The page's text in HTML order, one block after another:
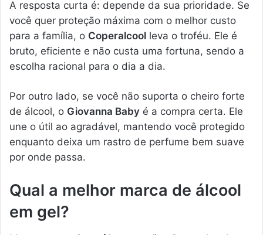
A resposta curta é: depende da sua prioridade. Se
você quer proteção máxima com o melhor custo
para a família, o Coperalcool leva o troféu. Ele é
bruto, eficiente e não custa uma fortuna, sendo a
escolha racional para o dia a dia.
Por outro lado, se você não suporta o cheiro forte
de álcool, o Giovanna Baby é a compra certa. Ele
une o útil ao agradável, mantendo você protegido
enquanto deixa um rastro de perfume bem suave
por onde passa.
Qual a melhor marca de álcool
em gel?